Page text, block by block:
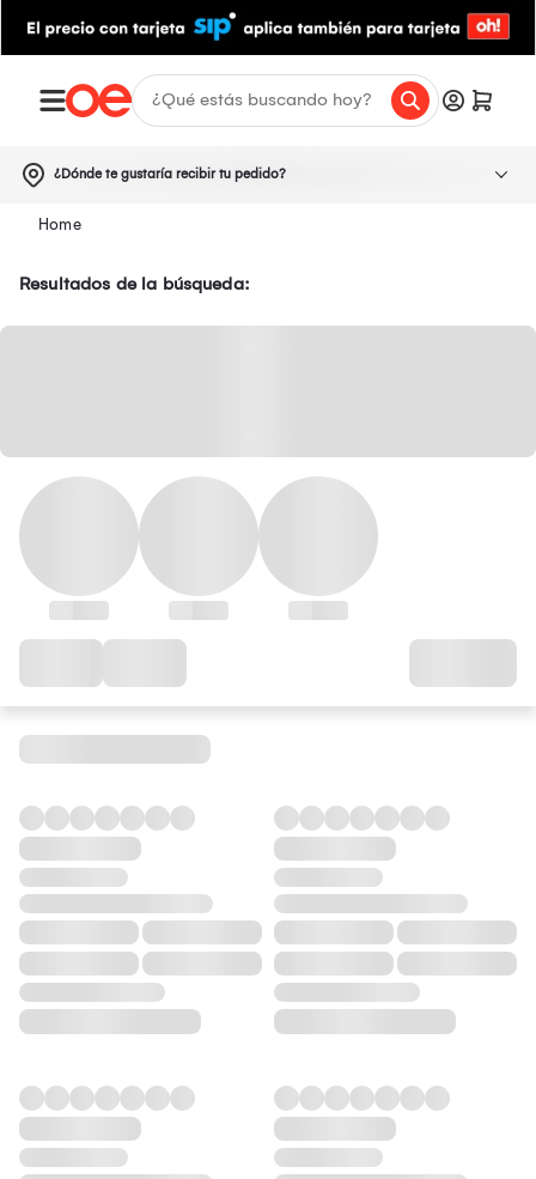
¿Dónde te gustaría recibir tu pedido?
Resultados de la búsqueda: